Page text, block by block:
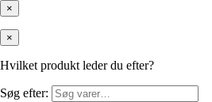
×
×
Hvilket produkt leder du efter?
Søg efter: